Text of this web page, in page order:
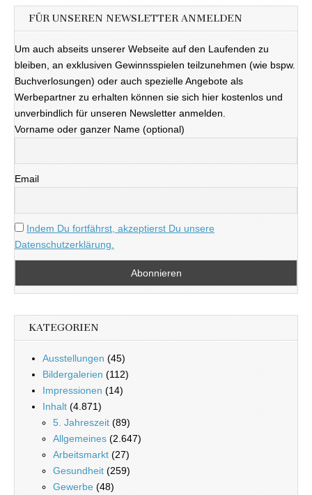
FÜR UNSEREN NEWSLETTER ANMELDEN
Um auch abseits unserer Webseite auf den Laufenden zu
bleiben, an exklusiven Gewinnsspielen teilzunehmen (wie bspw.
Buchverlosungen) oder auch spezielle Angebote als
Werbepartner zu erhalten können sie sich hier kostenlos und
unverbindlich für unseren Newsletter anmelden.
Vorname oder ganzer Name (optional)
Email
Indem Du fortfährst, akzeptierst Du unsere
Datenschutzerklärung.
KATEGORIEN
Ausstellungen (45)
Bildergalerien (112)
Impressionen (14)
Inhalt (4.871)
5. Jahreszeit (89)
Allgemeines (2.647)
Arbeitsmarkt (27)
Gesundheit (259)
Gewerbe (48)